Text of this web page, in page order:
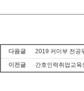
다음글
2019 커미부 전공
이전글
간호인력취업교육